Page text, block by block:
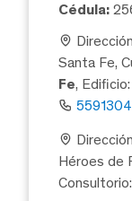
Cédula:
Santa Fe,
Fe,
Héroes de